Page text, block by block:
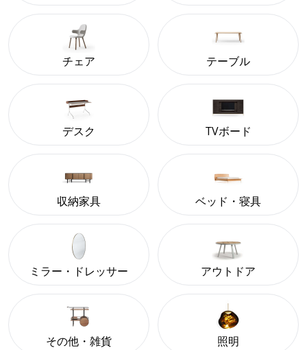
チェア テーブル
デスク TVボード
収納家具 ベッド・寝具
ミラー・ドレッサー アウトドア
その他・雑貨 照明